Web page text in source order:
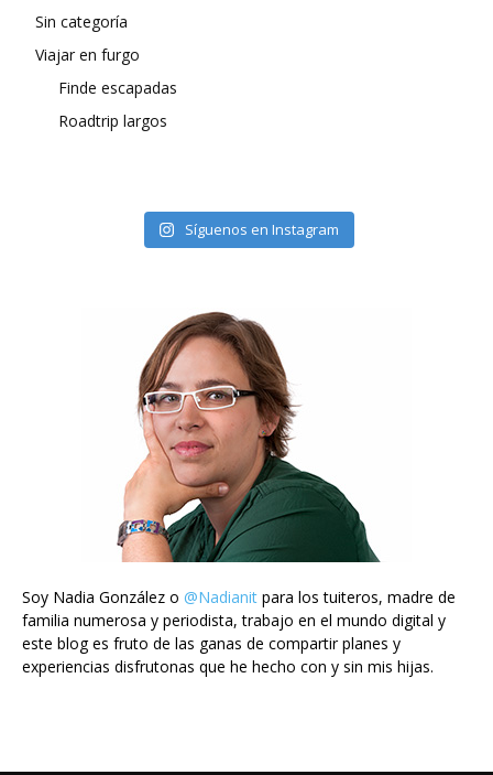
Sin categoría
Viajar en furgo
Finde escapadas
Roadtrip largos
Síguenos en Instagram
Soy Nadia González o @Nadianit para los tuiteros, madre de
familia numerosa y periodista, trabajo en el mundo digital y
este blog es fruto de las ganas de compartir planes y
experiencias disfrutonas que he hecho con y sin mis hijas.